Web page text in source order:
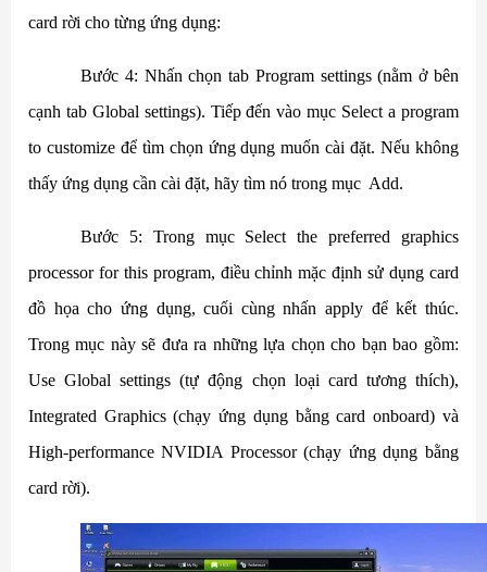
card rời cho từng ứng dụng:
Bước 4: Nhấn chọn tab Program settings (nằm ở bên
cạnh tab Global settings). Tiếp đến vào mục Select a program
to customize để tìm chọn ứng dụng muốn cài đặt. Nếu không
thấy ứng dụng cần cài đặt, hãy tìm nó trong mục Add.
Bước 5: Trong mục Select the preferred graphics
processor for this program, điều chỉnh mặc định sử dụng card
đồ họa cho ứng dụng, cuối cùng nhấn apply để kết thúc.
Trong mục này sẽ đưa ra những lựa chọn cho bạn bao gồm:
Use Global settings (tự động chọn loại card tương thích),
Integrated Graphics (chạy ứng dụng bằng card onboard) và
High-performance NVIDIA Processor (chạy ứng dụng bằng
card rời).